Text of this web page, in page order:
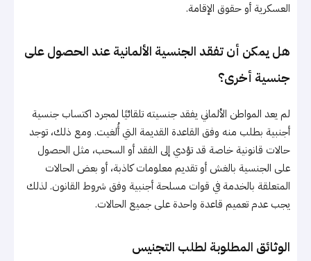
العسكرية أو حقوق الإقامة.
هل يمكن أن تفقد الجنسية الألمانية عند الحصول على
جنسية أخرى؟
لم يعد المواطن الألماني يفقد جنسيته تلقائيًا لمجرد اكتساب جنسية
أجنبية بطلب منه وفق القاعدة القديمة التي أُلغيت. ومع ذلك، توجد
حالات قانونية خاصة قد تؤدي إلى الفقد أو السحب، مثل الحصول
على الجنسية بالغش أو تقديم معلومات كاذبة، أو بعض الحالات
المتعلقة بالخدمة في قوات مسلحة أجنبية وفق شروط القانون. لذلك
يجب عدم تعميم قاعدة واحدة على جميع الحالات.
الوثائق المطلوبة لطلب التجنيس